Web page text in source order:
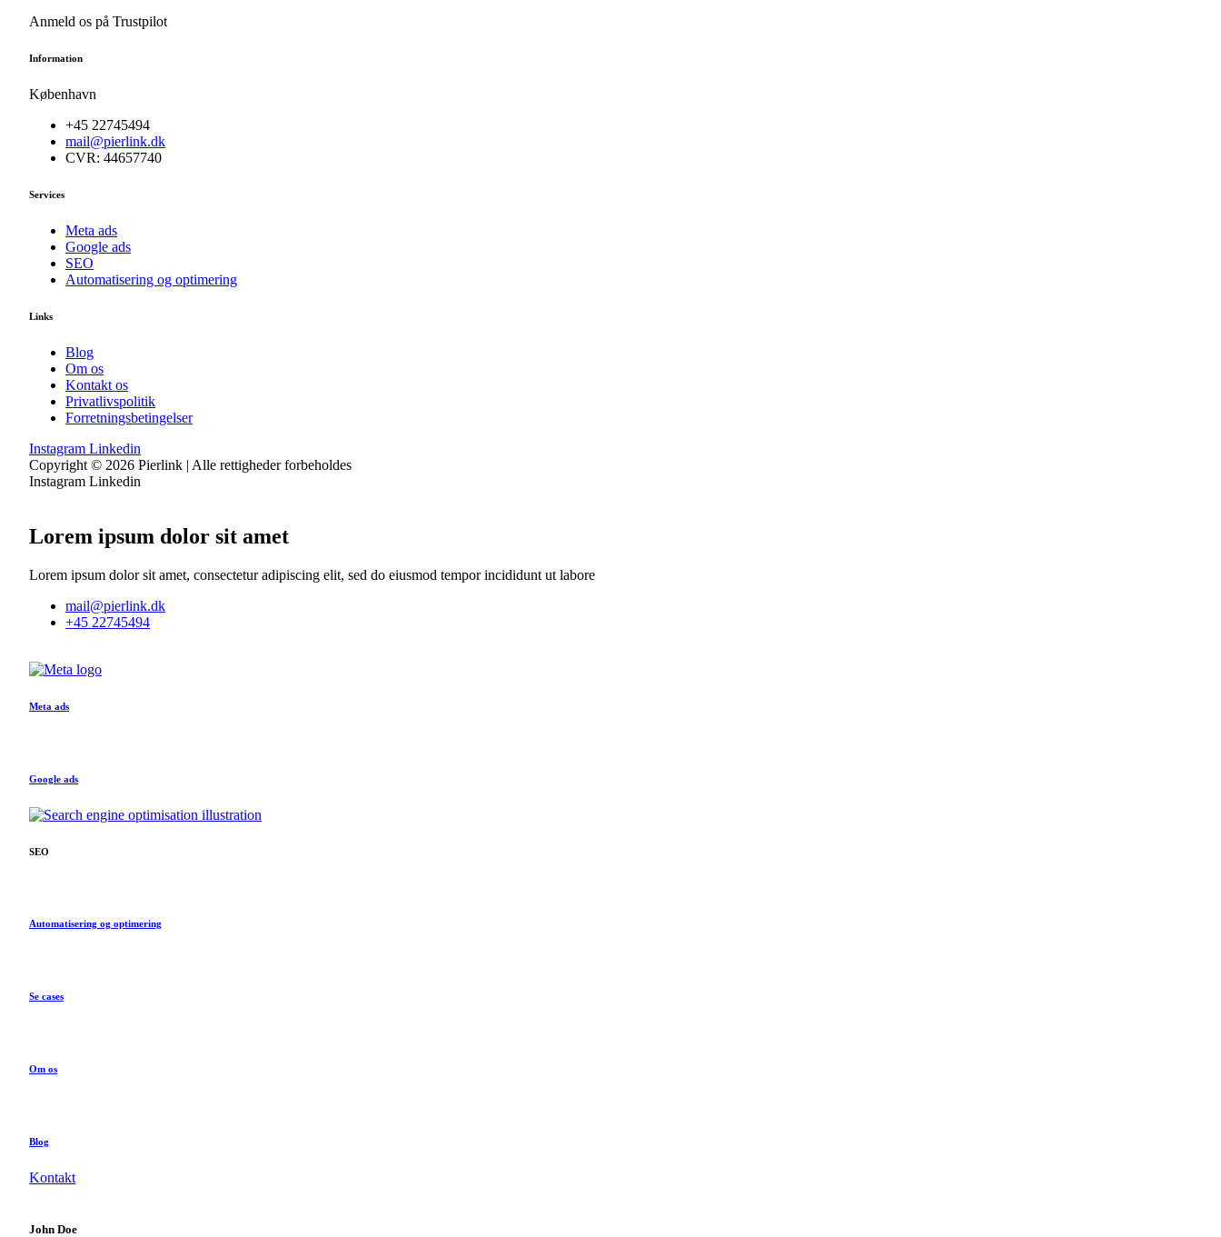
Anmeld os på Trustpilot
Information
København
+45 22745494
mail@pierlink.dk
CVR: 44657740
Services
Meta ads
Google ads
SEO
Automatisering og optimering
Links
Blog
Om os
Kontakt os
Privatlivspolitik
Forretningsbetingelser
Instagram Linkedin
Copyright © 2026 Pierlink | Alle rettigheder forbeholdes
Instagram Linkedin
Lorem ipsum dolor sit amet
Lorem ipsum dolor sit amet, consectetur adipiscing elit, sed do eiusmod tempor incididunt ut labore
mail@pierlink.dk
+45 22745494
Meta ads
Google ads
SEO
Automatisering og optimering
Se cases
Om os
Blog
Kontakt
John Doe